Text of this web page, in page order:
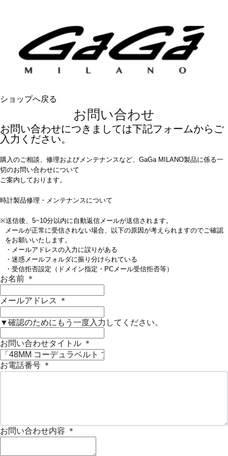
ショップへ戻る
お問い合わせ
お問い合わせにつきましては下記フォームからご
入力ください。
購入のご相談、修理およびメンテナンスなど、GaGa MILANO製品に係る一
切のお問い合わせについて
ご案内しております。
時計製品修理・メンテナンスについて
※送信後、5~10分以内に自動返信メールが送信されます。
メールが正常に受信されない場合、以下の原因が考えられますのでご確認
をお願いいたします。
・メールアドレスの入力に誤りがある
・迷惑メールフォルダに振り分けられている
・受信拒否設定（ドメイン指定・PCメール受信拒否等）
お名前 ＊
メールアドレス ＊
▼確認のためにもう一度入力してください。
お問い合わせタイトル ＊
お電話番号 ＊
お問い合わせ内容 ＊